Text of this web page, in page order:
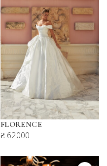
FLORENCE
₴ 62000